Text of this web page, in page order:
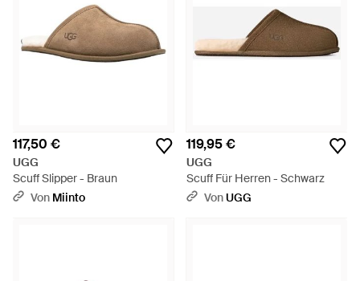
117,50 €
UGG
Scuff Slipper - Braun
Von Miinto
119,95 €
UGG
Scuff Für Herren - Schwarz
VonUGG